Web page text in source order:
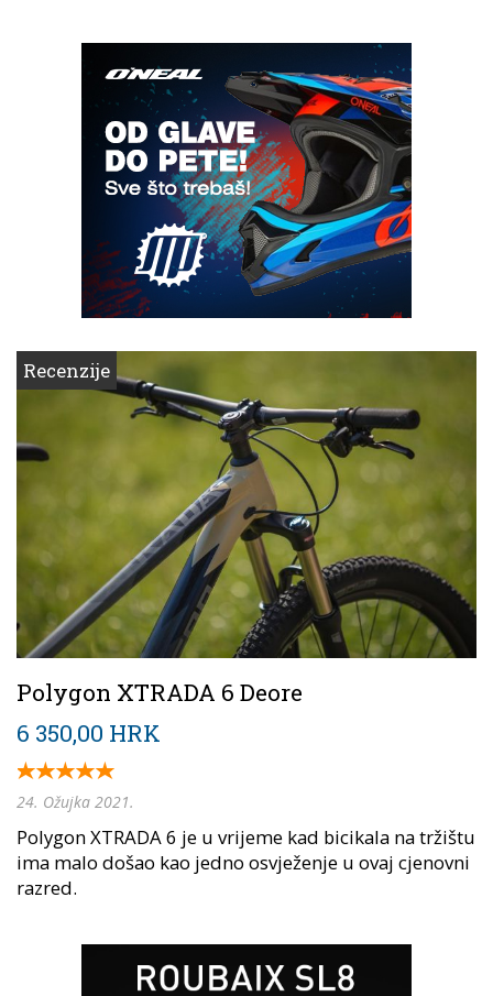
Recenzije
Polygon XTRADA 6 Deore
6 350,00 HRK
24. Ožujka 2021.
Polygon XTRADA 6 je u vrijeme kad bicikala na tržištu
ima malo došao kao jedno osvježenje u ovaj cjenovni
razred.